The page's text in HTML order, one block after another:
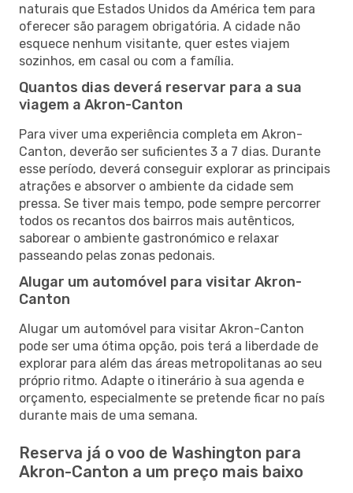
naturais que Estados Unidos da América tem para
oferecer são paragem obrigatória. A cidade não
esquece nenhum visitante, quer estes viajem
sozinhos, em casal ou com a família.
Quantos dias deverá reservar para a sua
viagem a Akron-Canton
Para viver uma experiência completa em Akron-
Canton, deverão ser suficientes 3 a 7 dias. Durante
esse período, deverá conseguir explorar as principais
atrações e absorver o ambiente da cidade sem
pressa. Se tiver mais tempo, pode sempre percorrer
todos os recantos dos bairros mais autênticos,
saborear o ambiente gastronómico e relaxar
passeando pelas zonas pedonais.
Alugar um automóvel para visitar Akron-
Canton
Alugar um automóvel para visitar Akron-Canton
pode ser uma ótima opção, pois terá a liberdade de
explorar para além das áreas metropolitanas ao seu
próprio ritmo. Adapte o itinerário à sua agenda e
orçamento, especialmente se pretende ficar no país
durante mais de uma semana.
Reserva já o voo de Washington para
Akron-Canton a um preço mais baixo